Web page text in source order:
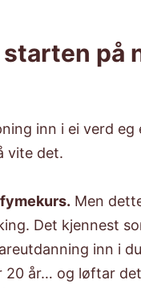
på
inn i ei verd
vite det.
Men
Det kjennest
inn i
20 år… og løftar